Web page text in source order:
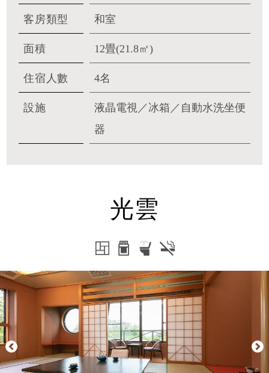
客房類型 和室
面積 12畳(21.8㎡)
住宿人數 4名
設施
液晶電視／冰箱／自動水洗坐便
器
光雲